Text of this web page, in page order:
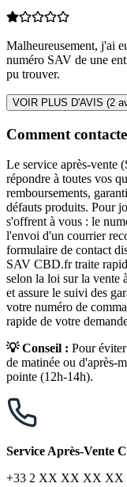
Malheureusement, j'ai
numéro SAV de une
pu trouver.
VOIR PLUS D'AVIS (2
Comment
Le service après-vente
répondre à toutes vos
remboursements,
défauts produits. Pour
s'offrent à vous : le
l'envoi d'un courrier
formulaire de contact
SAV CBD.fr traite
selon la loi sur la vente
et assure le suivi des
votre numéro de
rapide de votre
💡 Conseil : Pour
de matinée ou d'après-
pointe (12h-14h).
Service Après-Vente
+33 2 XX XX XX